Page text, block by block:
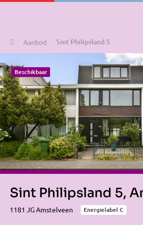
HomeAanbod Sint Philipsland 5
Beschikbaar
Sint Philipsland 5,
1181 JG Amstelveen Energielabel C